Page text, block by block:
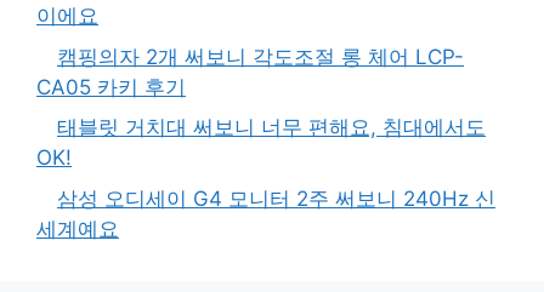
이에요
캠핑의자 2개 써보니 각도조절 롱 체어 LCP-
CA05 카키 후기
태블릿 거치대 써보니 너무 편해요, 침대에서도
OK!
삼성 오디세이 G4 모니터 2주 써보니 240Hz 신
세계예요